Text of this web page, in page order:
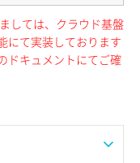
しては、クラウド基盤
にて実装しております
ドキュメントにてご確